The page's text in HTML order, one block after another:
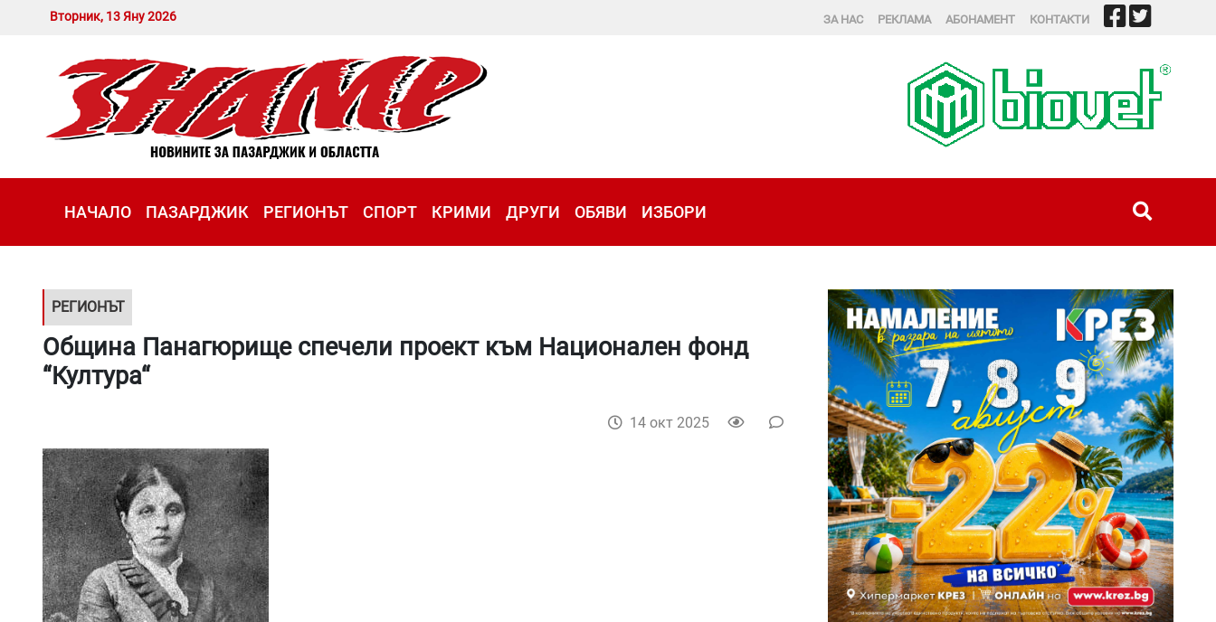
Вторник, 13 Яну 2026 ЗА НАС РЕКЛАМА АБОНАМЕНТ КОНТАКТИ
НАЧАЛО ПАЗАРДЖИК РЕГИОНЪТ СПОРТ КРИМИ ДРУГИ ОБЯВИ ИЗБОРИ
РЕГИОНЪТ
Община Панагюрище спечели проект към Национален фонд
“Култура“
14 окт 2025